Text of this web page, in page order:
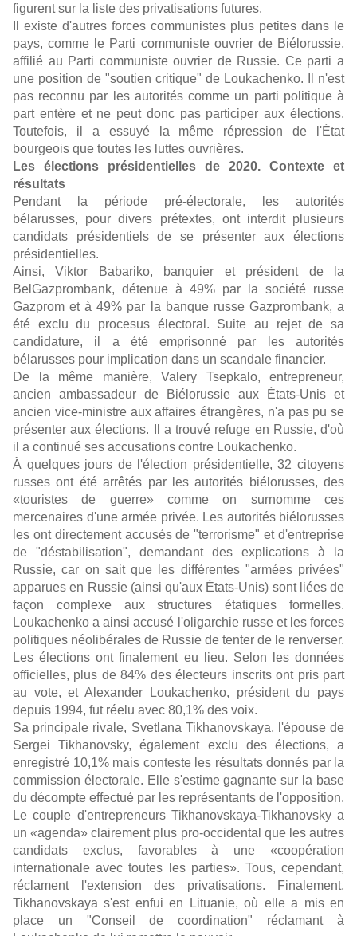
figurent sur la liste des privatisations futures.
Il existe d'autres forces communistes plus petites dans le
pays, comme le Parti communiste ouvrier de Biélorussie,
affilié au Parti communiste ouvrier de Russie. Ce parti a
une position de "soutien critique" de Loukachenko. Il n'est
pas reconnu par les autorités comme un parti politique à
part entère et ne peut donc pas participer aux élections.
Toutefois, il a essuyé la même répression de l'État
bourgeois que toutes les luttes ouvrières.
Les élections présidentielles de 2020. Contexte et
résultats
Pendant la période pré-électorale, les autorités
bélarusses, pour divers prétextes, ont interdit plusieurs
candidats présidentiels de se présenter aux élections
présidentielles.
Ainsi, Viktor Babariko, banquier et président de la
BelGazprombank, détenue à 49% par la société russe
Gazprom et à 49% par la banque russe Gazprombank, a
été exclu du procesus électoral. Suite au rejet de sa
candidature, il a été emprisonné par les autorités
bélarusses pour implication dans un scandale financier.
De la même manière, Valery Tsepkalo, entrepreneur,
ancien ambassadeur de Biélorussie aux États-Unis et
ancien vice-ministre aux affaires étrangères, n'a pas pu se
présenter aux élections. Il a trouvé refuge en Russie, d'où
il a continué ses accusations contre Loukachenko.
À quelques jours de l'élection présidentielle, 32 citoyens
russes ont été arrêtés par les autorités biélorusses, des
«touristes de guerre» comme on surnomme ces
mercenaires d'une armée privée. Les autorités biélorusses
les ont directement accusés de "terrorisme" et d'entreprise
de "déstabilisation", demandant des explications à la
Russie, car on sait que les différentes "armées privées"
apparues en Russie (ainsi qu'aux États-Unis) sont liées de
façon complexe aux structures étatiques formelles.
Loukachenko a ainsi accusé l'oligarchie russe et les forces
politiques néolibérales de Russie de tenter de le renverser.
Les élections ont finalement eu lieu. Selon les données
officielles, plus de 84% des électeurs inscrits ont pris part
au vote, et Alexander Loukachenko, président du pays
depuis 1994, fut réelu avec 80,1% des voix.
Sa principale rivale, Svetlana Tikhanovskaya, l'épouse de
Sergei Tikhanovsky, également exclu des élections, a
enregistré 10,1% mais conteste les résultats donnés par la
commission électorale. Elle s'estime gagnante sur la base
du décompte effectué par les représentants de l'opposition.
Le couple d'entrepreneurs Tikhanovskaya-Tikhanovsky a
un «agenda» clairement plus pro-occidental que les autres
candidats exclus, favorables à une «coopération
internationale avec toutes les parties». Tous, cependant,
réclament l'extension des privatisations. Finalement,
Tikhanovskaya s'est enfui en Lituanie, où elle a mis en
place un "Conseil de coordination" réclamant à